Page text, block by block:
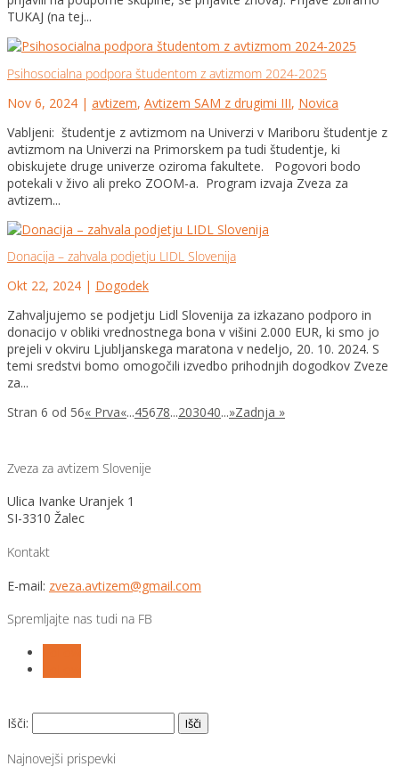
TUKAJ (na tej...
Psihosocialna podpora študentom z avtizmom 2024-2025
Nov 6, 2024 | avtizem, Avtizem SAM z drugimi III, Novica
Vabljeni: študentje z avtizmom na Univerzi v Mariboru študentje z
avtizmom na Univerzi na Primorskem pa tudi študentje, ki
obiskujete druge univerze oziroma fakultete. Pogovori bodo
potekali v živo ali preko ZOOM-a. Program izvaja Zveza za
avtizem...
Donacija – zahvala podjetju LIDL Slovenija
Okt 22, 2024 | Dogodek
Zahvaljujemo se podjetju Lidl Slovenija za izkazano podporo in
donacijo v obliki vrednostnega bona v višini 2.000 EUR, ki smo jo
prejeli v okviru Ljubljanskega maratona v nedeljo, 20. 10. 2024. S
temi sredstvi bomo omogočili izvedbo prihodnjih dogodkov Zveze
za...
Stran 6 od 56« Prva«...45678...203040...»Zadnja »
Zveza za avtizem Slovenije
Ulica Ivanke Uranjek 1
SI-3310 Žalec
Kontakt
E-mail: zveza.avtizem@gmail.com
Spremljajte nas tudi na FB
Išči:
Najnovejši prispevki